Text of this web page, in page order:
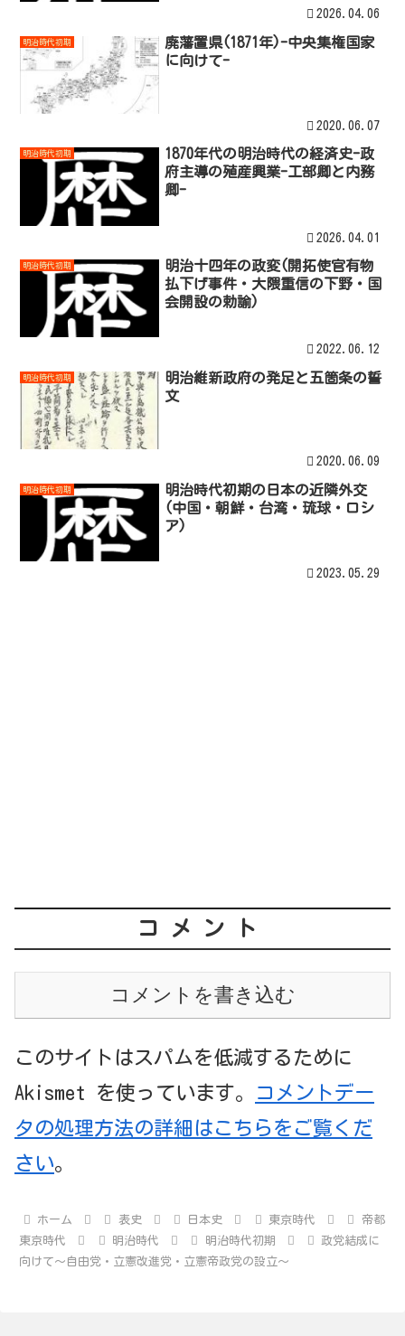
2026.04.06
明治時代初期
廃藩置県(1871年)-中央集権国家
に向けて-
2020.06.07
明治時代初期
1870年代の明治時代の経済史-政
府主導の殖産興業-工部卿と内務
卿-
2026.04.01
明治時代初期
明治十四年の政変(開拓使官有物
払下げ事件・大隈重信の下野・国
会開設の勅諭)
2022.06.12
明治時代初期
明治維新政府の発足と五箇条の誓
文
2020.06.09
明治時代初期
明治時代初期の日本の近隣外交
(中国・朝鮮・台湾・琉球・ロシ
ア)
2023.05.29
コメント
コメントを書き込む
このサイトはスパムを低減するために
Akismet を使っています。
コメントデー
タの処理方法の詳細はこちらをご覧くだ
さい。
ホーム 表史 日本史 東京時代
帝都
東京時代
明治時代 明治時代初期
政党結成に
向けて～自由党・立憲改進党・立憲帝政党の設立～